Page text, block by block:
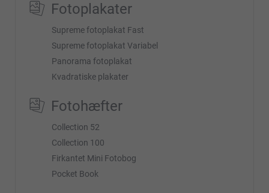
Fotoplakater
Supreme fotoplakat Fast
Supreme fotoplakat Variabel
Panorama fotoplakat
Kvadratiske plakater
Fotohæfter
Collection 52
Collection 100
Firkantet Mini Fotobog
Pocket Book